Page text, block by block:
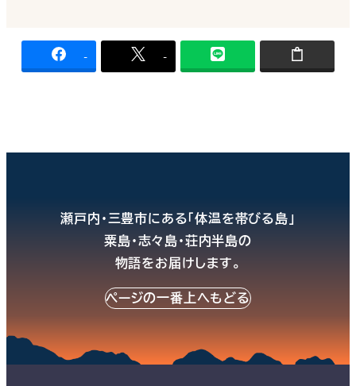
- -
瀬戸内・三豊市にある「体温を帯びる島」
粟島・志々島・荘内半島の
物語をお届けします。
ページの一番上へもどる